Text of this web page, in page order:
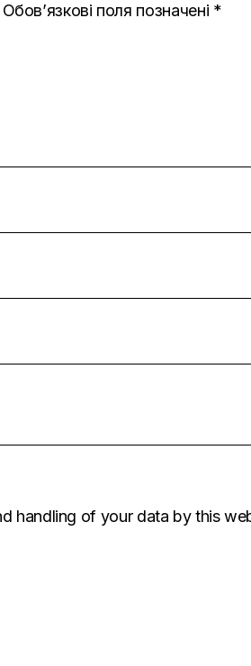
Обов’язкові поля позначені *
handling of your data by this